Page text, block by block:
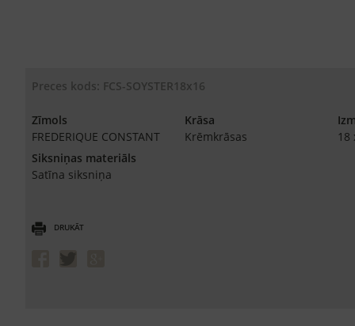
Preces kods: FCS-SOYSTER18x16
Zīmols
FREDERIQUE CONSTANT
Krāsa
Krēmkrāsas
18
Siksniņas materiāls
Satīna siksniņa
DRUKĀT